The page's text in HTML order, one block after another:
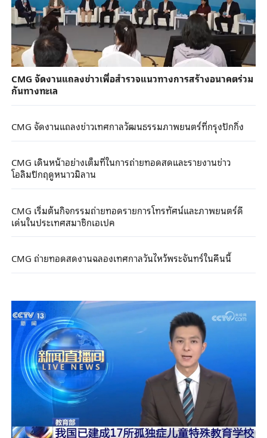
CMG จัดงานแถลงข่าวเพื่อสำรวจแนวทางการสร้างอนาคตร่วม
กันทางทะเล
CMG จัดงานแถลงข่าวเทศกาลวัฒนธรรมภาพยนตร์ที่กรุงปักกิ่ง
CMG เดินหน้าอย่างเต็มที่ในการถ่ายทอดสดและรายงานข่าว
โอลิมปิกฤดูหนาวมิลาน
CMG เริ่มต้นกิจกรรมถ่ายทอดรายการโทรทัศน์และภาพยนตร์ดี
เด่นในประเทศสมาชิกเอเปค
CMG ถ่ายทอดสดงานฉลองเทศกาลวันไหว้พระจันทร์ในคืนนี้